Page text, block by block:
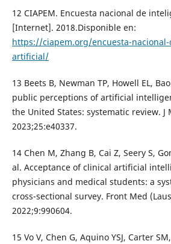
12 CIAPEM. Encuesta nacional de
[Internet]. 2018.Disponible en:
https://ciapem.org/encuesta-
artificial/
13 Beets B, Newman TP, Howell EL,
public perceptions of artificial
the United States: systematic review. J
2023;25:e40337.
14 Chen M, Zhang B, Cai Z, Seery S,
al. Acceptance of clinical artificial
physicians and medical students: a
cross-sectional survey. Front Med
2022;9:990604.
15 Vo V, Chen G, Aquino YSJ, Carter